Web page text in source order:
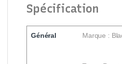
Spécification
Général Marque :